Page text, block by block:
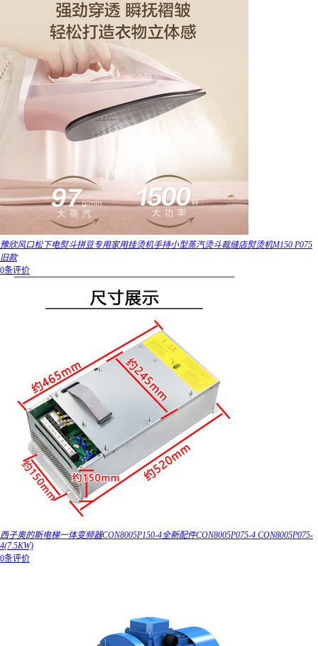
豫欣风口松下电熨斗拼豆专用家用挂烫机手持小型蒸汽烫斗裁缝店熨烫机M150 P075
旧款
0条评价
西子奥的斯电梯一体变频器CON8005P150-4全新配件CON8005P075-4 CON8005P075-
4(7.5KW)
0条评价